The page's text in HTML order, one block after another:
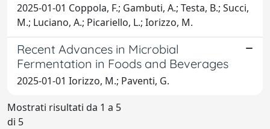
2025-01-01 Coppola, F.; Gambuti, A.; Testa, B.; Succi,
M.; Luciano, A.; Picariello, L.; Iorizzo, M.
Recent Advances in Microbial
Fermentation in Foods and Beverages
2025-01-01 Iorizzo, M.; Paventi, G.
Mostrati risultati da 1 a 5
di 5